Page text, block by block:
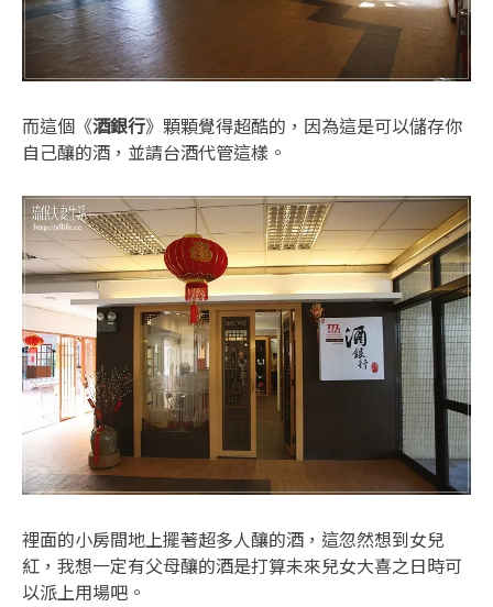
而這個《酒銀行》顆顆覺得超酷的，因為這是可以儲存你
自己釀的酒，並請台酒代管這樣。
裡面的小房間地上擺著超多人釀的酒，這忽然想到女兒
紅，我想一定有父母釀的酒是打算未來兒女大喜之日時可
以派上用場吧。